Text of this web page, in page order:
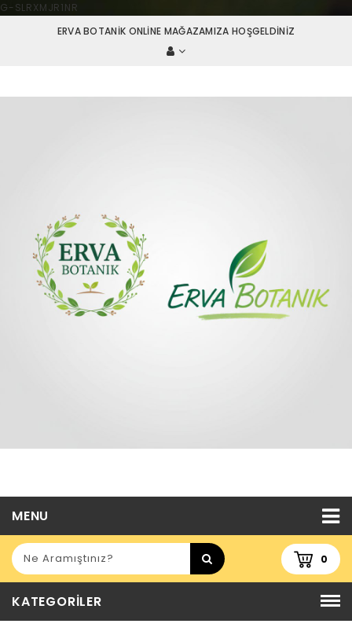
G-SLRXMJR1NR
ERVA BOTANIK ONLINE MAĞAZAMIZA HOŞGELDINIZ
MENU
0
KATEGORILER